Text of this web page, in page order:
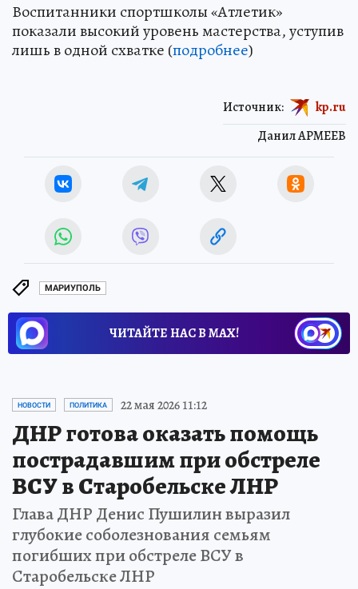
Воспитанники спортшколы «Атлетик»
показали высокий уровень мастерства, уступив
лишь в одной схватке (подробнее)
Данил АРМЕЕВ
Источник: kp.ru
МАРИУПОЛЬ
ЧИТАЙТЕ НАС В МАХ!
НОВОСТИ ПОЛИТИКА 22 мая 2026 11:12
ДНР готова оказать помощь
пострадавшим при обстреле
ВСУ в Старобельске ЛНР
Глава ДНР Денис Пушилин выразил
глубокие соболезнования семьям
погибших при обстреле ВСУ в
Старобельске ЛНР